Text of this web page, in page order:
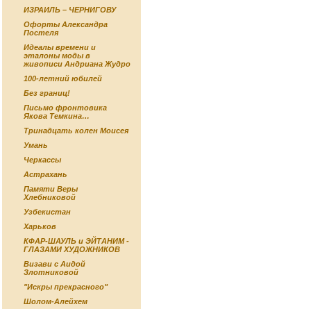
ИЗРАИЛЬ – ЧЕРНИГОВУ
Офорты Александра
Постеля
Идеалы времени и
эталоны моды в
живописи Андриана Жудро
100-летний юбилей
Без границ!
Письмо фронтовика
Якова Темкина…
Тринадцать колен Моисея
Умань
Черкассы
Астрахань
Памяти Веры
Хлебниковой
Узбекистан
Харьков
КФАР-ШАУЛЬ и ЭЙТАНИМ -
ГЛАЗАМИ ХУДОЖНИКОВ
Визави с Аидой
Злотниковой
"Искры прекрасного"
Шолом-Алейхем